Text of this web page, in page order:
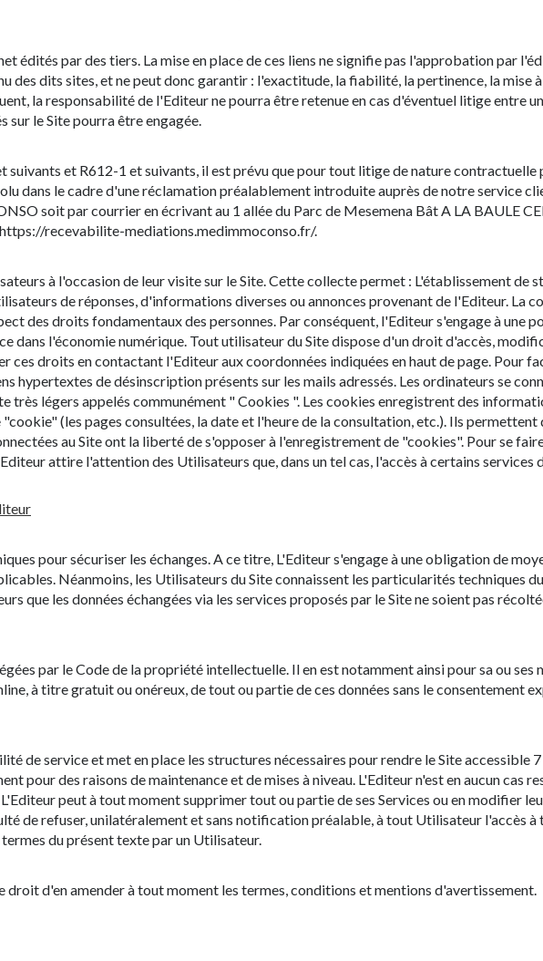
édités par des tiers. La mise en place de ces liens ne signifie pas l'approbation par
des dits sites, et ne peut donc garantir : l'exactitude, la fiabilité, la pertinence, la mise
la responsabilité de l'Editeur ne pourra être retenue en cas d'éventuel litige entre
sur le Site pourra être engagée.
et R612-1 et suivants, il est prévu que pour tout litige de nature
dans le cadre d'une réclamation préalablement introduite auprès de notre service
soit par courrier en écrivant au 1 allée du Parc de Mesemena Bât A LA BAULE
recevabilite-mediations.medimmoconso.fr/.
à l'occasion de leur visite sur le Site. Cette collecte permet : L'établissement de
de réponses, d'informations diverses ou annonces provenant de l'Editeur. La
des droits fondamentaux des personnes. Par conséquent, l'Editeur s'engage à une
dans l'économie numérique. Tout utilisateur du Site dispose d'un droit d'accès,
ces droits en contactant l'Editeur aux coordonnées indiquées en haut de page. Pour
hypertextes de désinscription présents sur les mails adressés. Les ordinateurs se
très légers appelés communément " Cookies ". Les cookies enregistrent des
(les pages consultées, la date et l'heure de la consultation, etc.). Ils
au Site ont la liberté de s'opposer à l'enregistrement de "cookies". Pour se
attire l'attention des Utilisateurs que, dans un tel cas, l'accès à certains services
pour sécuriser les échanges. A ce titre, L'Editeur s'engage à une obligation de
Néanmoins, les Utilisateurs du Site connaissent les particularités techniques
que les données échangées via les services proposés par le Site ne soient pas
par le Code de la propriété intellectuelle. Il en est notamment ainsi pour sa ou ses
à titre gratuit ou onéreux, de tout ou partie de ces données sans le consentement
de service et met en place les structures nécessaires pour rendre le Site accessible
pour des raisons de maintenance et de mises à niveau. L'Editeur n'est en aucun cas
peut à tout moment supprimer tout ou partie de ses Services ou en modifier
de refuser, unilatéralement et sans notification préalable, à tout Utilisateur l'accès
du présent texte par un Utilisateur.
droit d'en amender à tout moment les termes, conditions et mentions d'avertissement.